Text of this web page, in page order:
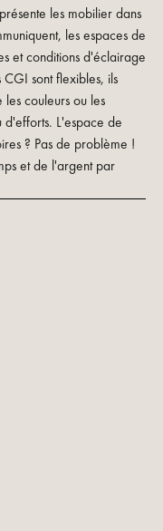
les mobilier dans
les espaces de
et conditions d'éclairage
sont flexibles, ils
couleurs ou les
d'efforts. L'espace de
? Pas de problème !
et de l'argent par